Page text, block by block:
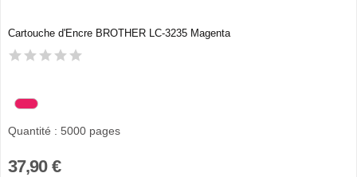
Cartouche d'Encre BROTHER LC-3235 Magenta
Quantité : 5000 pages
37,90 €